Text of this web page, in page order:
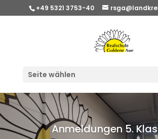
+49 5321 3753-40
Seite wählen
Anmeldungen 5.